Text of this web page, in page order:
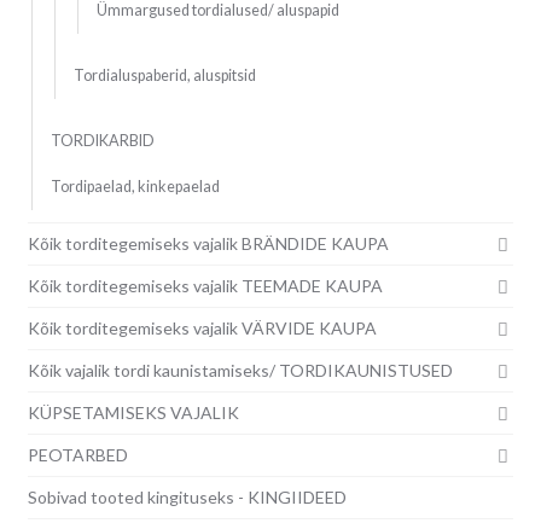
Ümmargused tordialused/ aluspapid
Tordialuspaberid, aluspitsid
TORDIKARBID
Tordipaelad, kinkepaelad
Kõik torditegemiseks vajalik BRÄNDIDE KAUPA
Kõik torditegemiseks vajalik TEEMADE KAUPA
Kõik torditegemiseks vajalik VÄRVIDE KAUPA
Kõik vajalik tordi kaunistamiseks/ TORDIKAUNISTUSED
KÜPSETAMISEKS VAJALIK
PEOTARBED
Sobivad tooted kingituseks - KINGIIDEED